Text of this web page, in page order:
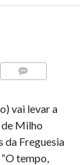
vai levar a
de Milho
da Freguesia
tempo,